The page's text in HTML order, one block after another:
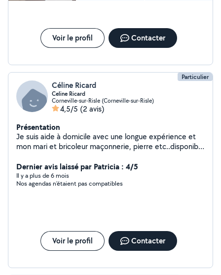
Voir le profil Contacter
Particulier
Céline Ricard
Celine Ricard
Corneville-sur-Risle (Corneville-sur-Risle)
4,5/5 (2 avis)
Présentation
Je suis aide à domicile avec une longue expérience et
mon mari et bricoleur maçonnerie, pierre etc..disponible
.ménage,courses ,repassage etc..
Dernier avis laissé par Patricia : 4/5
Il y a plus de 6 mois
Nos agendas n’étaient pas compatibles
Voir le profil Contacter